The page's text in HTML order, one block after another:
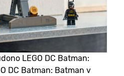
LEGO DC Batman:
DC Batman: Batman v